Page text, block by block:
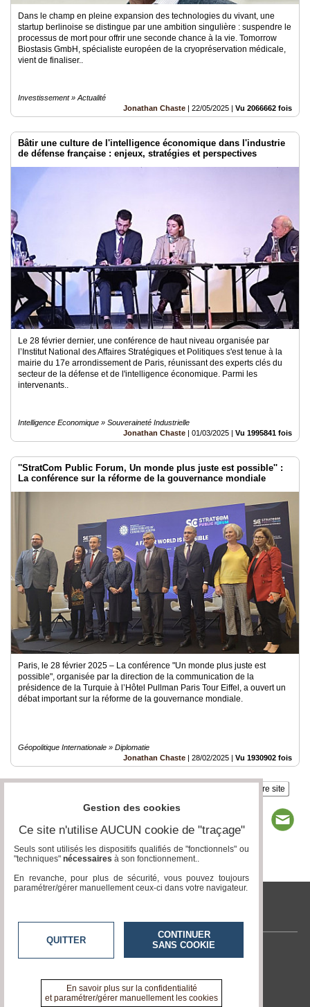
Dans le champ en pleine expansion des technologies du vivant, une
startup berlinoise se distingue par une ambition singulière : suspendre le
processus de mort pour offrir une seconde chance à la vie. Tomorrow
Biostasis GmbH, spécialiste européen de la cryopréservation médicale,
vient de finaliser..
Investissement » Actualité
Jonathan Chaste | 22/05/2025 | Vu 2066662 fois
Bâtir une culture de l'intelligence économique dans l'industrie
de défense française : enjeux, stratégies et perspectives
Le 28 février dernier, une conférence de haut niveau organisée par
l’Institut National des Affaires Stratégiques et Politiques s'est tenue à la
mairie du 17e arrondissement de Paris, réunissant des experts clés du
secteur de la défense et de l'intelligence économique. Parmi les
intervenants..
Intelligence Economique » Souveraineté Industrielle
Jonathan Chaste | 01/03/2025 | Vu 1995841 fois
''StratCom Public Forum, Un monde plus juste est possible'' :
La conférence sur la réforme de la gouvernance mondiale
Paris, le 28 février 2025 – La conférence "Un monde plus juste est
possible", organisée par la direction de la communication de la
présidence de la Turquie à l’Hôtel Pullman Paris Tour Eiffel, a ouvert un
débat important sur la réforme de la gouvernance mondiale.
Géopolitique Internationale » Diplomatie
Jonathan Chaste | 28/02/2025 | Vu 1930902 fois
Insérez sur votre site
tvlocale.fr
Contactez-nous
A propos de tvlocale.fr
Gestion des cookies
Ce site n'utilise AUCUN cookie de "traçage"
Seuls sont utilisés les dispositifs qualifiés de "fonctionnels" ou
"techniques" nécessaires à son fonctionnement..
En revanche, pour plus de sécurité, vous pouvez toujours
paramétrer/gérer manuellement ceux-ci dans votre navigateur.
QUITTER
CONTINUER
SANS COOKIE
En savoir plus sur la confidentialité
et paramétrer/gérer manuellement les cookies